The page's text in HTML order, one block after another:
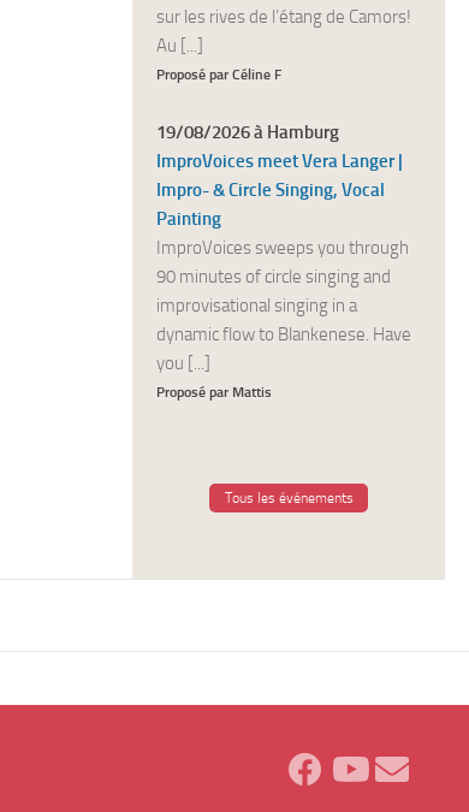
sur les rives de l’étang de Camors!
Au [...]
Proposé par Céline F
19/08/2026 à Hamburg
ImproVoices meet Vera Langer |
Impro- & Circle Singing, Vocal
Painting
ImproVoices sweeps you through
90 minutes of circle singing and
improvisational singing in a
dynamic flow to Blankenese. Have
you [...]
Proposé par Mattis
Tous les événements